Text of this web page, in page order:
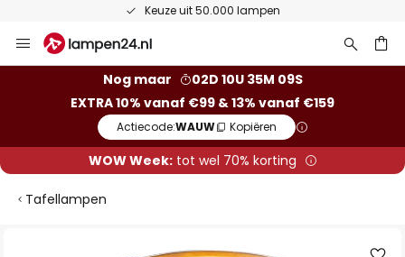
Keuze uit 50.000 lampen
naar
Nog maar
02D 10U 35M 09S
EXTRA 10% vanaf €99 & 13% vanaf €159
Actiecode:WAUW Kopiëren
WOW Week:tot wel 70% korting
Tafellampen